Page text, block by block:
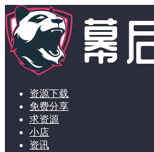
资源下载
免费分享
求资源
小店
资讯